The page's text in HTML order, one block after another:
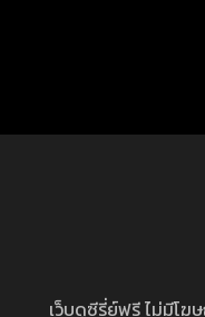
เว็บดูซีรี่ย์ฟรี ไม่มีโฆ